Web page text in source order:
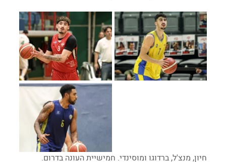
חיון, מנצ'ל, ברדוגו ומוסינדי. חמישיית העונה בדרום.